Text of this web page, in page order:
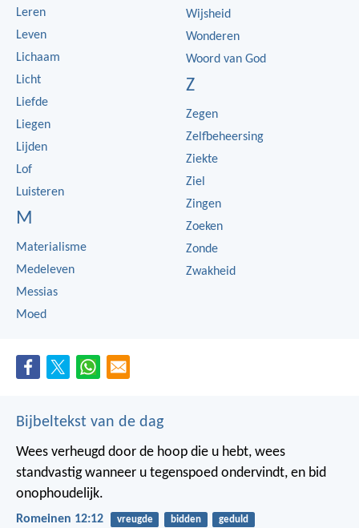
Leren
Leven
Lichaam
Licht
Liefde
Liegen
Lijden
Lof
Luisteren
M
Materialisme
Medeleven
Messias
Moed
Wijsheid
Wonderen
Woord van God
Z
Zegen
Zelfbeheersing
Ziekte
Ziel
Zingen
Zoeken
Zonde
Zwakheid
Bijbeltekst van de dag
Wees verheugd door de hoop die u hebt, wees
standvastig wanneer u tegenspoed ondervindt, en bid
onophoudelijk.
Romeinen 12:12 vreugde bidden geduld